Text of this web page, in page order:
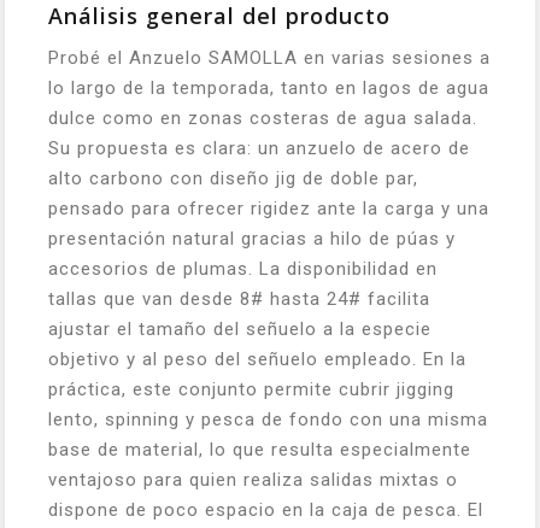
Análisis general del producto
Probé el Anzuelo SAMOLLA en varias sesiones a
lo largo de la temporada, tanto en lagos de agua
dulce como en zonas costeras de agua salada.
Su propuesta es clara: un anzuelo de acero de
alto carbono con diseño jig de doble par,
pensado para ofrecer rigidez ante la carga y una
presentación natural gracias a hilo de púas y
accesorios de plumas. La disponibilidad en
tallas que van desde 8# hasta 24# facilita
ajustar el tamaño del señuelo a la especie
objetivo y al peso del señuelo empleado. En la
práctica, este conjunto permite cubrir jigging
lento, spinning y pesca de fondo con una misma
base de material, lo que resulta especialmente
ventajoso para quien realiza salidas mixtas o
dispone de poco espacio en la caja de pesca. El